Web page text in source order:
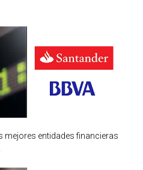
mejores entidades financieras